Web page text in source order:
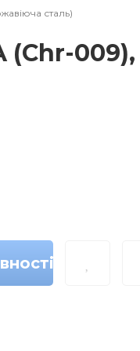
сталь)
(Chr-